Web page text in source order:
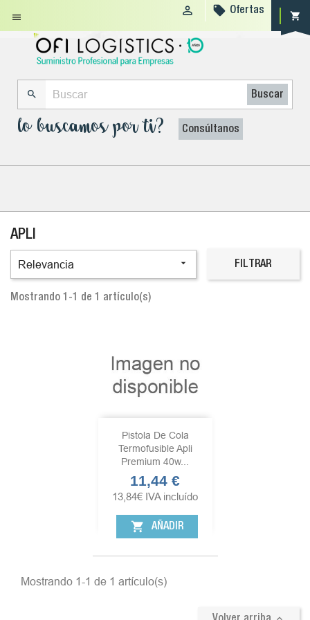
 shopping_cart
  Ofertas
 Buscar
lo buscamos por ti? Consúltanos
APLI
Relevancia  FILTRAR
Mostrando 1-1 de 1 artículo(s)
Pistola De Cola
Termofusible Apli
Premium 40w...
Precio
11,44 €
13,84€ IVA incluído
shopping_cart AÑADIR
Mostrando 1-1 de 1 artículo(s)